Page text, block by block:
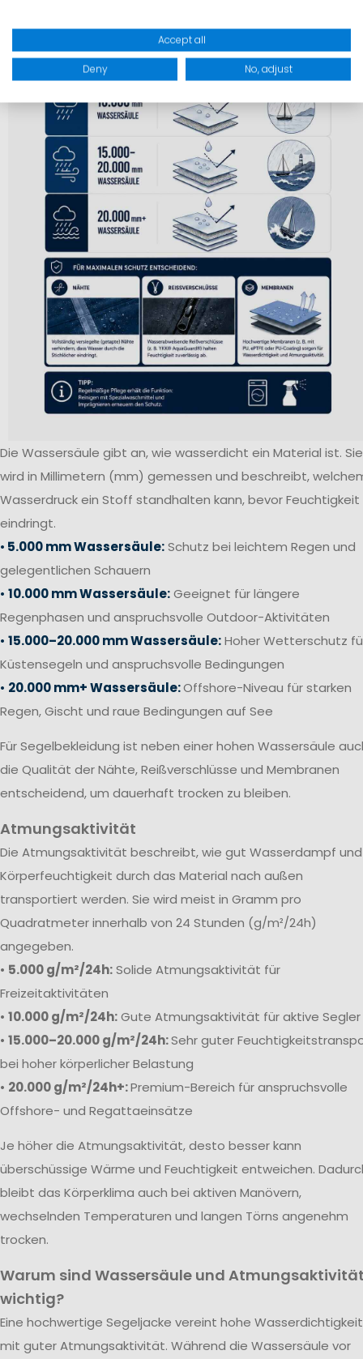
Die Wassersäule gibt an, wie wasserdicht ein Material ist. Sie
wird in Millimetern (mm) gemessen und beschreibt,
Wasserdruck ein Stoff standhalten kann, bevor Feuchtigkeit
eindringt.
• 5.000 mm Wassersäule:Schutz bei leichtem Regen und
gelegentlichen Schauern
• 10.000 mm Wassersäule:Geeignet für längere
Regenphasen und anspruchsvolle Outdoor-Aktivitäten
• 15.000–20.000 mm Wassersäule:Hoher Wetterschutz
Küstensegeln und anspruchsvolle Bedingungen
• 20.000 mm+ Wassersäule:Offshore-Niveau für starken
Regen, Gischt und raue Bedingungen auf See
Für Segelbekleidung ist neben einer hohen Wassersäule
die Qualität der Nähte, Reißverschlüsse und Membranen
entscheidend, um dauerhaft trocken zu bleiben.
Atmungsaktivität
Die Atmungsaktivität beschreibt, wie gut Wasserdampf und
Körperfeuchtigkeit durch das Material nach außen
transportiert werden. Sie wird meist in Gramm pro
Quadratmeter innerhalb von 24 Stunden (g/m²/24h)
angegeben.
• 5.000 g/m²/24h:Solide Atmungsaktivität für
Freizeitaktivitäten
• 10.000 g/m²/24h:Gute Atmungsaktivität für aktive Segler
• 15.000–20.000 g/m²/24h:Sehr guter
bei hoher körperlicher Belastung
• 20.000 g/m²/24h+:Premium-Bereich für anspruchsvolle
Offshore- und Regattaeinsätze
Je höher die Atmungsaktivität, desto besser kann
überschüssige Wärme und Feuchtigkeit entweichen.
bleibt das Körperklima auch bei aktiven Manövern,
wechselnden Temperaturen und langen Törns angenehm
trocken.
Warum sind Wassersäule und
wichtig?
Eine hochwertige Segeljacke vereint hohe Wasserdichtigkeit
mit guter Atmungsaktivität. Während die Wassersäule vor
Accept all
Deny No, adjust